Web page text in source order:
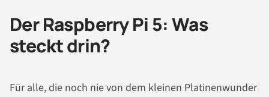
Der Raspberry Pi 5: Was
steckt drin?
Für alle, die noch nie von dem kleinen Platinenwunder